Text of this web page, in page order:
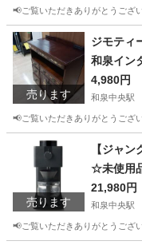
📢ご覧いただきありがとうござ
大阪 和泉市
売ります
ジモティ
和泉イン
堺市 岸和
4,980円
和泉中央駅
📢ご覧いただきありがとうご
和泉市 和泉中央
売ります
【ジャ
☆未使用
ー CM-
市 泉大津
21,980円
和泉中央駅
📢ご覧いただきありがとうござ